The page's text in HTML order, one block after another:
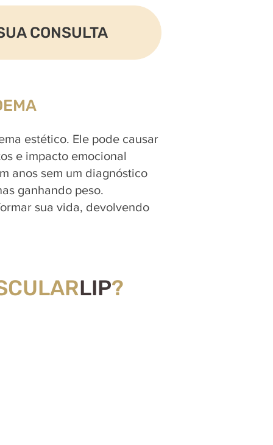
CONSULTA
estético. Ele pode causar
e impacto emocional
anos sem um diagnóstico
ganhando peso.
sua vida, devolvendo
LIP?